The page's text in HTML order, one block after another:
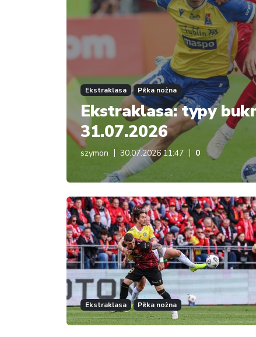
Ekstraklasa Piłka nożna
Ekstraklasa: typy
31.07.2026
szymon 30.07.2026 11:47 0
Ekstraklasa Piłka nożna